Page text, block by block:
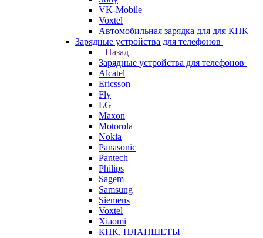
VK-Mobile
Voxtel
Автомобильная зарядка для для КПК
Зарядные устройства для телефонов
Назад
Зарядные устройства для телефонов
Alcatel
Ericsson
Fly
LG
Maxon
Motorola
Nokia
Panasonic
Pantech
Philips
Sagem
Samsung
Siemens
Voxtel
Xiaomi
КПК, ПЛАНШЕТЫ